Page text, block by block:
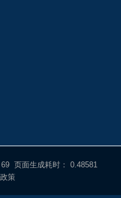
页面生成耗时： 0.48581
策